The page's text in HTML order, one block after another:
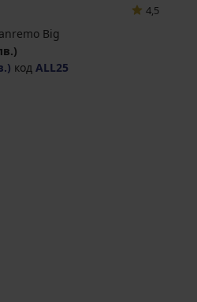
4,5
Big
код ALL25